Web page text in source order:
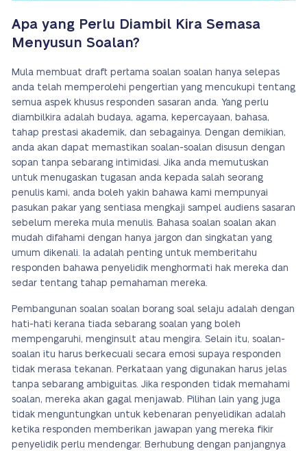
Apa yang Perlu Diambil Kira Semasa
Menyusun Soalan?
Mula membuat draft pertama soalan soalan hanya selepas
anda telah memperolehi pengertian yang mencukupi tentang
semua aspek khusus responden sasaran anda. Yang perlu
diambilkira adalah budaya, agama, kepercayaan, bahasa,
tahap prestasi akademik, dan sebagainya. Dengan demikian,
anda akan dapat memastikan soalan-soalan disusun dengan
sopan tanpa sebarang intimidasi. Jika anda memutuskan
untuk menugaskan tugasan anda kepada salah seorang
penulis kami, anda boleh yakin bahawa kami mempunyai
pasukan pakar yang sentiasa mengkaji sampel audiens sasaran
sebelum mereka mula menulis. Bahasa soalan soalan akan
mudah difahami dengan hanya jargon dan singkatan yang
umum dikenali. Ia adalah penting untuk memberitahu
responden bahawa penyelidik menghormati hak mereka dan
sedar tentang tahap pemahaman mereka.
Pembangunan soalan soalan borang soal selaju adalah dengan
hati-hati kerana tiada sebarang soalan yang boleh
mempengaruhi, menginsult atau mengira. Selain itu, soalan-
soalan itu harus berkecuali secara emosi supaya responden
tidak merasa tekanan. Perkataan yang digunakan harus jelas
tanpa sebarang ambiguitas. Jika responden tidak memahami
soalan, mereka akan gagal menjawab. Pilihan lain yang juga
tidak menguntungkan untuk kebenaran penyelidikan adalah
ketika responden memberikan jawapan yang mereka fikir
penyelidik perlu mendengar. Berhubung dengan panjangnya